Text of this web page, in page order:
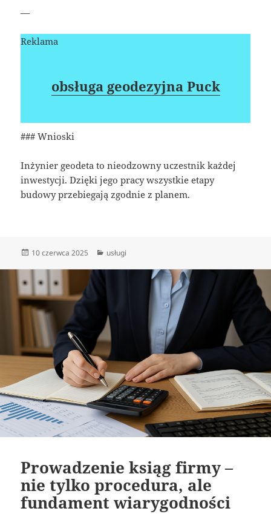
—
Reklama
obsługa geodezyjna Puck
### Wnioski
Inżynier geodeta to nieodzowny uczestnik każdej
inwestycji. Dzięki jego pracy wszystkie etapy
budowy przebiegają zgodnie z planem.
Data
10 czerwca 2025 Kategorie
usługi
Prowadzenie ksiąg firmy –
nie tylko procedura, ale
fundament wiarygodności